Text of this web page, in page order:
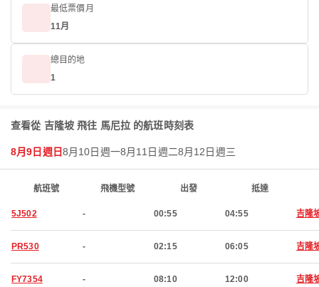
最低票價月
11月
總目的地
1
查看從 吉隆坡 飛往 馬尼拉 的航班時刻表
8月9日週日8月10日週一8月11日週二8月12日週三
航班號 飛機型號 出發 抵達
5J502 - 00:55 04:55 吉隆
PR530 - 02:15 06:05 吉隆
FY7354 - 08:10 12:00 吉隆